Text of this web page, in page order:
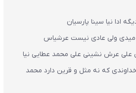
ادا نیا سینا پارسیان
میدی ولی عادی نیست عرشیاس
علی عرش نشینی علی محمد عطایی نیا
که نه مثل و قرین دارد محمد